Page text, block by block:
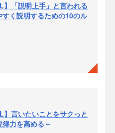
】「説明上手」と言われる
く説明するための10のル
】言いたいことをサクっと
力を高める～